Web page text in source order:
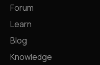
Forum
Learn
Blog
Knowledge